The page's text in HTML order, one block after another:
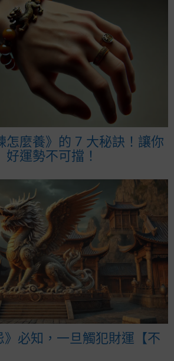
怎麼養》的 7 大秘訣！讓你
運勢不可擋！
必知，一旦觸犯財運【不